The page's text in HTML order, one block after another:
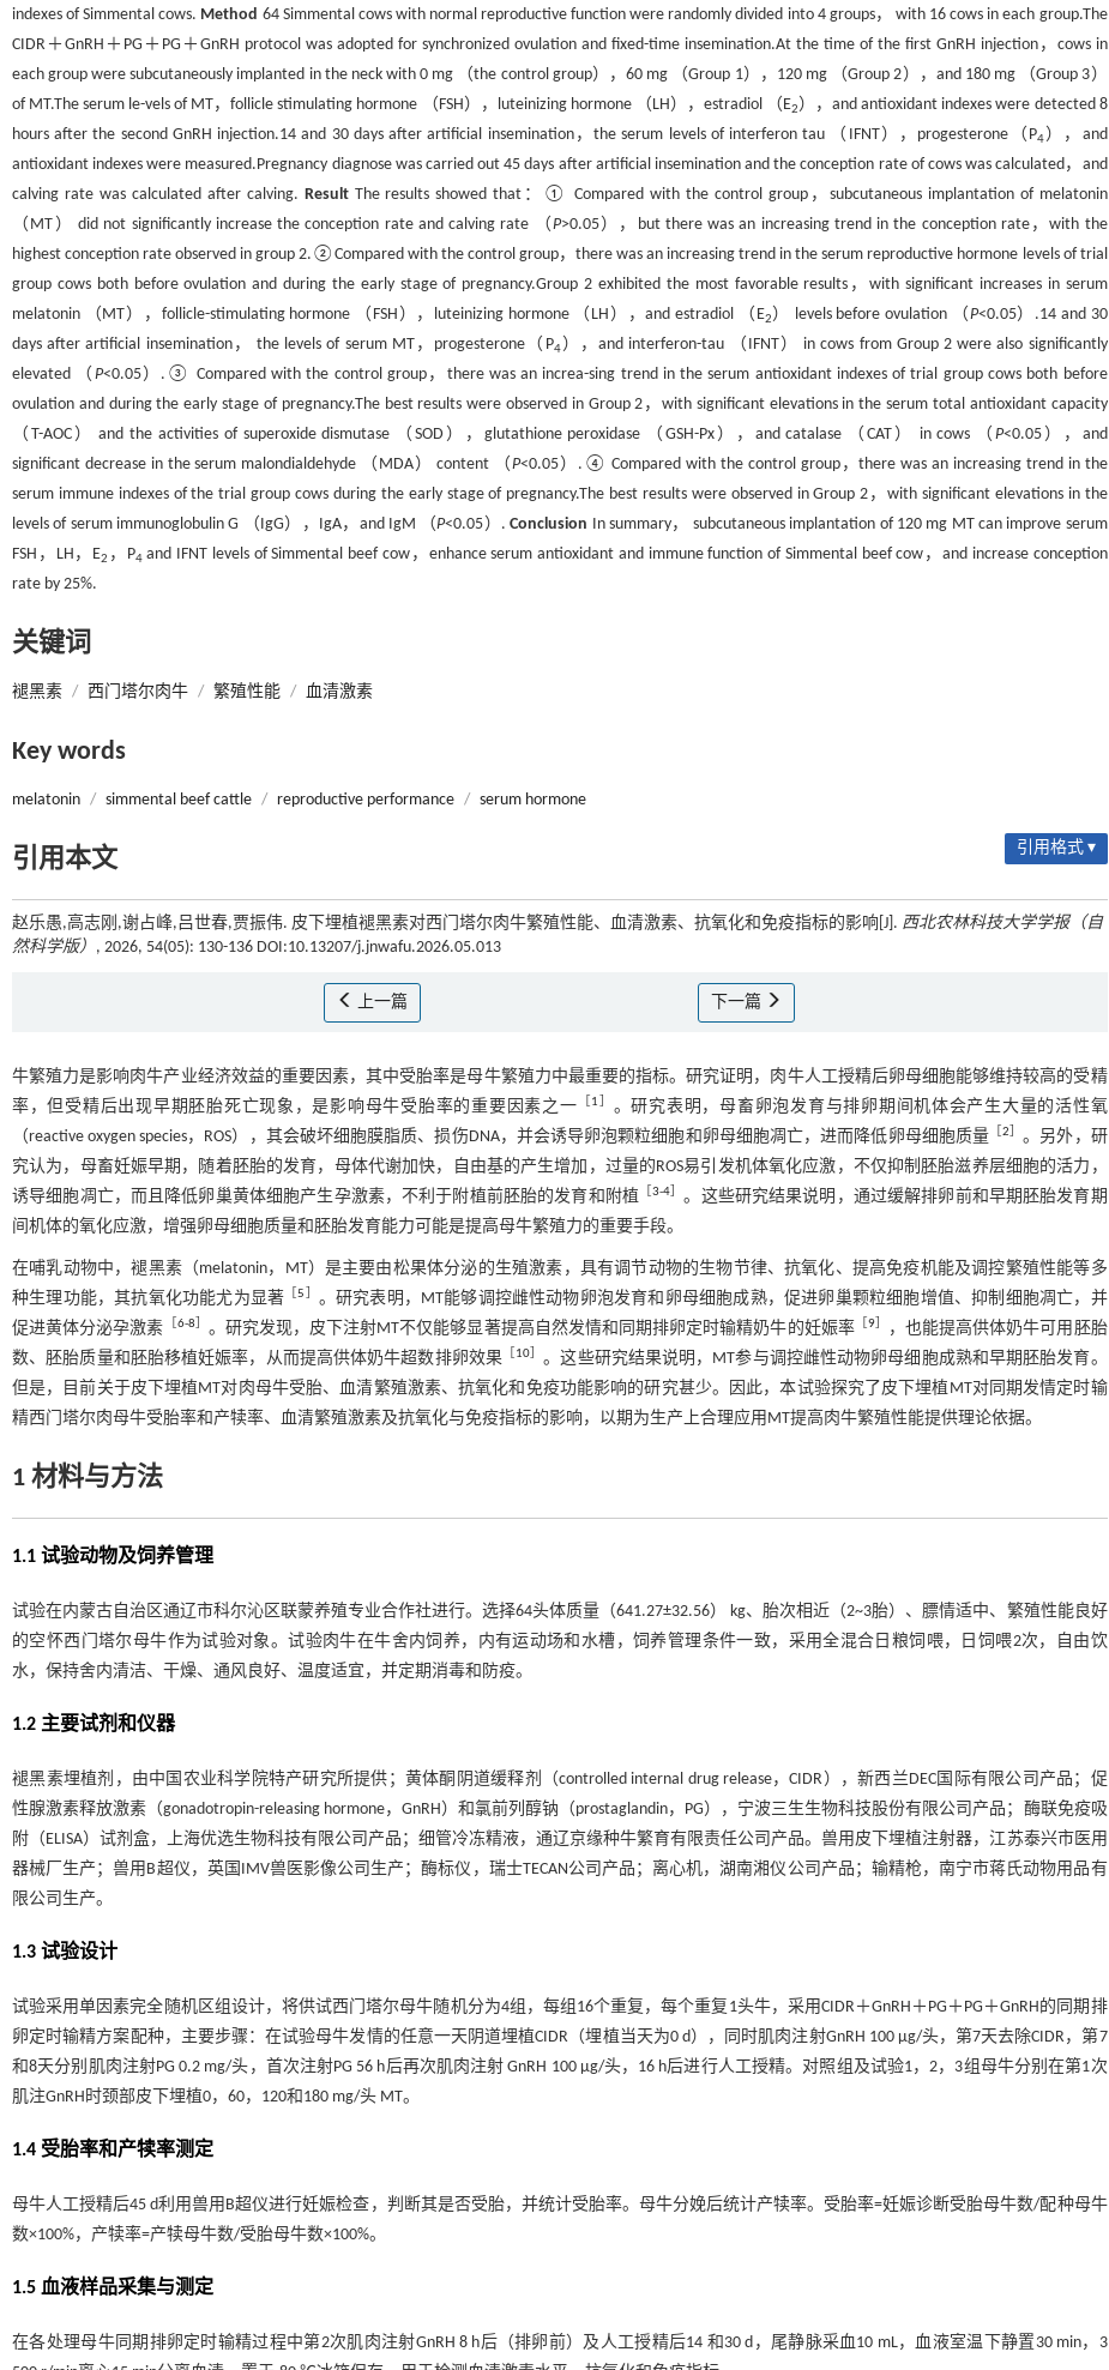
indexes of Simmental cows. Method 64 Simmental cows with normal reproductive function were randomly divided into 4 groups， with 16 cows in each group.The
CIDR＋GnRH＋PG＋PG＋GnRH protocol was adopted for synchronized ovulation and fixed-time insemination.At the time of the first GnRH injection，cows in
each group were subcutaneously implanted in the neck with 0 mg （the control group），60 mg （Group 1），120 mg （Group 2），and 180 mg （Group 3）
of MT.The serum le-vels of MT，follicle stimulating hormone （FSH），luteinizing hormone （LH），estradiol （E2），and antioxidant indexes were detected 8
hours after the second GnRH injection.14 and 30 days after artificial insemination，the serum levels of interferon tau （IFNT），progesterone（P4），and
antioxidant indexes were measured.Pregnancy diagnose was carried out 45 days after artificial insemination and the conception rate of cows was calculated，and
calving rate was calculated after calving. ResultThe results showed that：① Compared with the control group，subcutaneous implantation of melatonin
（MT） did not significantly increase the conception rate and calving rate （P>0.05），but there was an increasing trend in the conception rate，with the
highest conception rate observed in group 2.②Compared with the control group，there was an increasing trend in the serum reproductive hormone levels of trial
group cows both before ovulation and during the early stage of pregnancy.Group 2 exhibited the most favorable results，with significant increases in serum
melatonin （MT），follicle-stimulating hormone （FSH），luteinizing hormone （LH），and estradiol （E2） levels before ovulation （P<0.05）.14 and 30
days after artificial insemination， the levels of serum MT，progesterone（P4），and interferon-tau （IFNT） in cows from Group 2 were also significantly
elevated （ P<0.05）.③ Compared with the control group，there was an increa-sing trend in the serum antioxidant indexes of trial group cows both before
ovulation and during the early stage of pregnancy.The best results were observed in Group 2，with significant elevations in the serum total antioxidant capacity
（T-AOC） and the activities of superoxide dismutase （SOD），glutathione peroxidase （GSH-Px），and catalase （CAT） in cows （P<0.05），and
significant decrease in the serum malondialdehyde （MDA） content （P<0.05）.④ Compared with the control group，there was an increasing trend in the
serum immune indexes of the trial group cows during the early stage of pregnancy.The best results were observed in Group 2，with significant elevations in the
levels of serum immunoglobulin G （IgG），IgA，and IgM （P<0.05）.Conclusion In summary， subcutaneous implantation of 120 mg MT can improve serum
FSH，LH，E2 ，P4and IFNT levels of Simmental beef cow，enhance serum antioxidant and immune function of Simmental beef cow，and increase conception
rate by 25%.
关键词
褪黑素 / 西门塔尔肉牛 / 繁殖性能 / 血清激素
Key words
melatonin / simmental beef cattle / reproductive performance / serum hormone
引用本文 引用格式 ▾
赵乐愚,高志刚,谢占峰,吕世春,贾振伟. 皮下埋植褪黑素对西门塔尔肉牛繁殖性能、血清激素、抗氧化和免疫指标的影响[J]. 西北农林科技大学学报（自
然科学版） , 2026, 54(05): 130-136 DOI:10.13207/j.jnwafu.2026.05.013
上一篇 下一篇
牛繁殖力是影响肉牛产业经济效益的重要因素，其中受胎率是母牛繁殖力中最重要的指标。研究证明，肉牛人工授精后卵母细胞能够维持较高的受精
率，但受精后出现早期胚胎死亡现象，是影响母牛受胎率的重要因素之一
1
。研究表明，母畜卵泡发育与排卵期间机体会产生大量的活性氧
（reactive oxygen species，ROS），其会破坏细胞膜脂质、损伤DNA，并会诱导卵泡颗粒细胞和卵母细胞凋亡，进而降低卵母细胞质量 ［2
。另外，研
究认为，母畜妊娠早期，随着胚胎的发育，母体代谢加快，自由基的产生增加，过量的ROS易引发机体氧化应激，不仅抑制胚胎滋养层细胞的活力，
诱导细胞凋亡，而且降低卵巢黄体细胞产生孕激素，不利于附植前胚胎的发育和附植 ［3-4
。这些研究结果说明，通过缓解排卵前和早期胚胎发育期
间机体的氧化应激，增强卵母细胞质量和胚胎发育能力可能是提高母牛繁殖力的重要手段。
在哺乳动物中，褪黑素（melatonin，MT）是主要由松果体分泌的生殖激素，具有调节动物的生物节律、抗氧化、提高免疫机能及调控繁殖性能等多
种生理功能，其抗氧化功能尤为显著 ［5
。研究表明，MT能够调控雌性动物卵泡发育和卵母细胞成熟，促进卵巢颗粒细胞增值、抑制细胞凋亡，并
促进黄体分泌孕激素
6-8 。研究发现，皮下注射MT不仅能够显著提高自然发情和同期排卵定时输精奶牛的妊娠率［ 9］
，也能提高供体奶牛可用胚胎
数、胚胎质量和胚胎移植妊娠率，从而提高供体奶牛超数排卵效果
10
。这些研究结果说明，MT参与调控雌性动物卵母细胞成熟和早期胚胎发育。
但是，目前关于皮下埋植MT对肉母牛受胎、血清繁殖激素、抗氧化和免疫功能影响的研究甚少。因此，本试验探究了皮下埋植MT对同期发情定时输
精西门塔尔肉母牛受胎率和产犊率、血清繁殖激素及抗氧化与免疫指标的影响，以期为生产上合理应用MT提高肉牛繁殖性能提供理论依据。
1 材料与方法
1.1 试验动物及饲养管理
试验在内蒙古自治区通辽市科尔沁区联蒙养殖专业合作社进行。选择64头体质量（641.27±32.56） kg、胎次相近（2~3胎）、膘情适中、繁殖性能良好
的空怀西门塔尔母牛作为试验对象。试验肉牛在牛舍内饲养，内有运动场和水槽，饲养管理条件一致，采用全混合日粮饲喂，日饲喂2次，自由饮
水，保持舍内清洁、干燥、通风良好、温度适宜，并定期消毒和防疫。
1.2 主要试剂和仪器
褪黑素埋植剂，由中国农业科学院特产研究所提供；黄体酮阴道缓释剂（controlled internal drug release，CIDR），新西兰DEC国际有限公司产品；促
性腺激素释放激素（gonadotropin-releasing hormone，GnRH）和氯前列醇钠（prostaglandin，PG），宁波三生生物科技股份有限公司产品；酶联免疫吸
附（ELISA）试剂盒，上海优选生物科技有限公司产品；细管冷冻精液，通辽京缘种牛繁育有限责任公司产品。兽用皮下埋植注射器，江苏泰兴市医用
器械厂生产；兽用B超仪，英国IMV兽医影像公司生产；酶标仪，瑞士TECAN公司产品；离心机，湖南湘仪公司产品；输精枪，南宁市蒋氏动物用品有
限公司生产。
1.3 试验设计
试验采用单因素完全随机区组设计，将供试西门塔尔母牛随机分为4组，每组16个重复，每个重复1头牛，采用CIDR＋GnRH＋PG＋PG＋GnRH的同期排
卵定时输精方案配种，主要步骤：在试验母牛发情的任意一天阴道埋植CIDR（埋植当天为0 d），同时肌肉注射GnRH 100 μg/头，第7天去除CIDR，第7
和8天分别肌肉注射PG 0.2 mg/头，首次注射PG 56 h后再次肌肉注射 GnRH 100 μg/头，16 h后进行人工授精。对照组及试验1，2，3组母牛分别在第1次
肌注GnRH时颈部皮下埋植0，60，120和180 mg/头 MT。
1.4 受胎率和产犊率测定
母牛人工授精后45 d利用兽用B超仪进行妊娠检查，判断其是否受胎，并统计受胎率。母牛分娩后统计产犊率。受胎率=妊娠诊断受胎母牛数/配种母牛
数×100%，产犊率=产犊母牛数/受胎母牛数×100%。
1.5 血液样品采集与测定
在各处理母牛同期排卵定时输精过程中第2次肌肉注射GnRH 8 h后（排卵前）及人工授精后14 和30 d，尾静脉采血10 mL，血液室温下静置30 min，3